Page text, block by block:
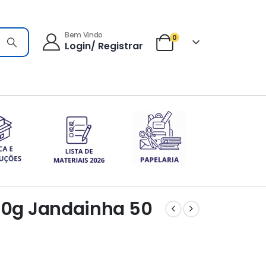
Bem Vindo
Login/ Registrar
0
Jandainha 50